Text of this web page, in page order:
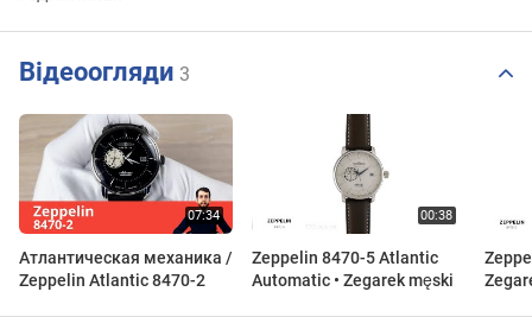
Відеоогляди 3
Атлантическая механика /
Zeppelin Atlantic 8470-2
Zeppelin 8470-5 Atlantic
Automatic • Zegarek męski